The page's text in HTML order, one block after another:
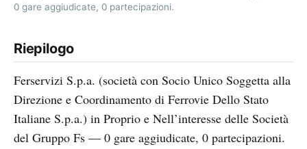
0 gare aggiudicate, 0 partecipazioni.
Riepilogo
Ferservizi S.p.a. (società con Socio Unico Soggetta alla
Direzione e Coordinamento di Ferrovie Dello Stato
Italiane S.p.a.) in Proprio e Nell’interesse delle Società
del Gruppo Fs — 0 gare aggiudicate, 0 partecipazioni.